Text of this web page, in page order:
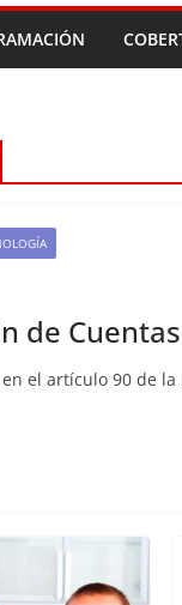
de
el artículo 90 de